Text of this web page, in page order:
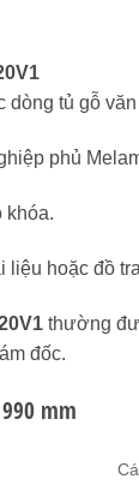
dòng tủ gỗ
phủ
khóa.
liệu hoặc đồ
thường
đốc.
mm